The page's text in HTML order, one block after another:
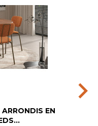
EN
chevron_right